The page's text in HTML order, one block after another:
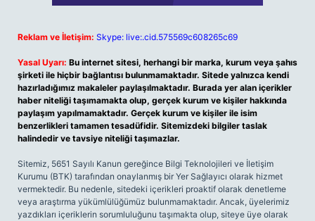
Reklam ve İletişim: Skype: live:.cid.575569c608265c69
Yasal Uyarı: Bu internet sitesi, herhangi bir marka, kurum veya şahıs
şirketi ile hiçbir bağlantısı bulunmamaktadır. Sitede yalnızca kendi
hazırladığımız makaleler paylaşılmaktadır. Burada yer alan içerikler
haber niteliği taşımamakta olup, gerçek kurum ve kişiler hakkında
paylaşım yapılmamaktadır. Gerçek kurum ve kişiler ile isim
benzerlikleri tamamen tesadüfidir. Sitemizdeki bilgiler taslak
halindedir ve tavsiye niteliği taşımazlar.
Sitemiz, 5651 Sayılı Kanun gereğince Bilgi Teknolojileri ve İletişim
Kurumu (BTK) tarafından onaylanmış bir Yer Sağlayıcı olarak hizmet
vermektedir. Bu nedenle, sitedeki içerikleri proaktif olarak denetleme
veya araştırma yükümlülüğümüz bulunmamaktadır. Ancak, üyelerimiz
yazdıkları içeriklerin sorumluluğunu taşımakta olup, siteye üye olarak